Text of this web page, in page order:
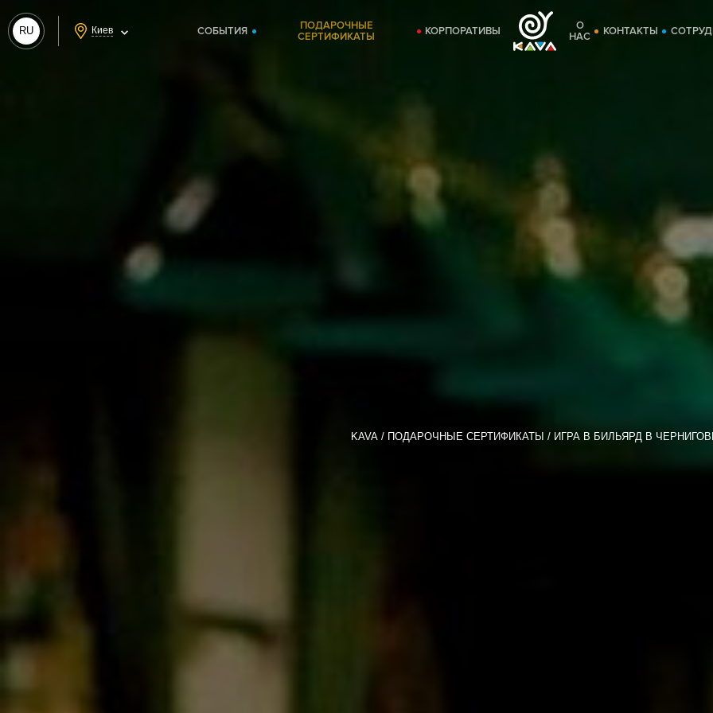
RU Киев СОБЫТИЯ
ПОДАРОЧНЫЕ
СЕРТИФИКАТЫ
КОРПОРАТИВЫ
О
НАС
КОНТАКТЫ
KAVA ПОДАРОЧНЫЕ СЕРТИФИКАТЫ ИГРА В БИЛЬЯРД В